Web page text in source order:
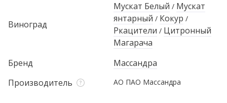
Виноград
Мускат Белый / Мускат
янтарный / Кокур /
Ркацители / Цитронный
Магарача
Бренд
Массандра
Производитель
АО ПАО Массандра